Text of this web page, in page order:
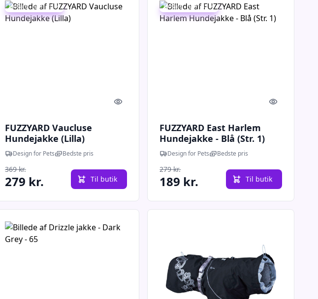
Udsalg - spar 24 %
Quick look
FUZZYARD Vaucluse
Hundejakke (Lilla)
Design for Pets Bedste pris
369 kr.
279 kr. Til butik
Udsalg - spar 32 %
Quick look
FUZZYARD East Harlem
Hundejakke - Blå (Str. 1)
Design for Pets Bedste pris
279 kr.
189 kr. Til butik